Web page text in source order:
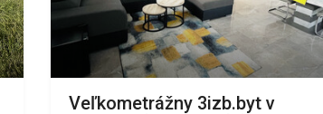
Veľkometrážny 3izb.byt v